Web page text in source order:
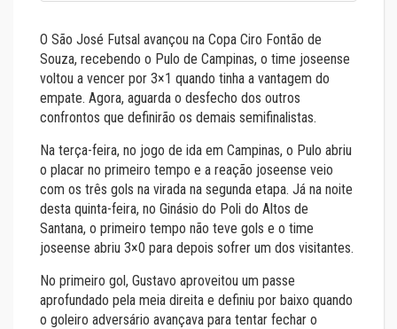
O São José Futsal avançou na Copa Ciro Fontão de
Souza, recebendo o Pulo de Campinas, o time joseense
voltou a vencer por 3×1 quando tinha a vantagem do
empate. Agora, aguarda o desfecho dos outros
confrontos que definirão os demais semifinalistas.
Na terça-feira, no jogo de ida em Campinas, o Pulo abriu
o placar no primeiro tempo e a reação joseense veio
com os três gols na virada na segunda etapa. Já na noite
desta quinta-feira, no Ginásio do Poli do Altos de
Santana, o primeiro tempo não teve gols e o time
joseense abriu 3×0 para depois sofrer um dos visitantes.
No primeiro gol, Gustavo aproveitou um passe
aprofundado pela meia direita e definiu por baixo quando
o goleiro adversário avançava para tentar fechar o